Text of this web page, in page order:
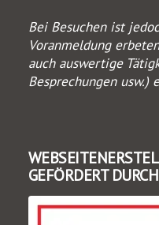
Bei Besuchen ist
Voranmeldung
auch auswertige
Besprechungen usw.)
GEFÖRDERT DURCH